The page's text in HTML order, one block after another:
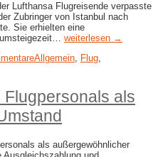
Lufthansa Flugreisende verpasste
Zubringer von Istanbul nach
Sie erhielten eine
weiterlesen →
Allgemein, Flug,
als
als außergewöhnlicher